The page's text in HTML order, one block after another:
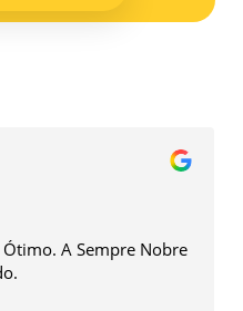
O atendimento é
quanto na